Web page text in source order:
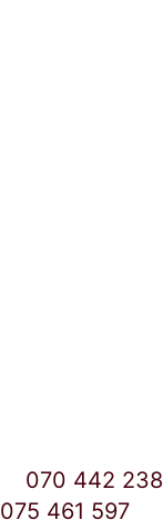
070 442 238
075 461 597